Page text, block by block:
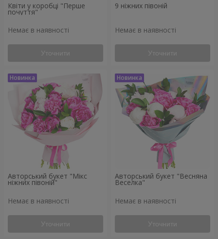
Квіти у коробці "Перше
почуття"
Немає в наявності
Уточнити
9 ніжних півоній
Немає в наявності
Уточнити
Авторський букет "Мікс
ніжних півоній"
Немає в наявності
Уточнити
Авторський букет "Весняна
Веселка"
Немає в наявності
Уточнити